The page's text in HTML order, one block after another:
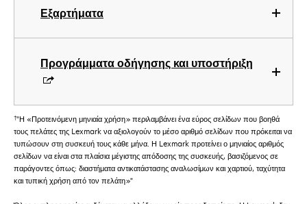
Εξαρτήματα
Προγράμματα οδήγησης και υποστήριξη
†"Η «Προτεινόμενη μηνιαία χρήση» περιλαμβάνει ένα εύρος σελίδων που βοηθά
τους πελάτες της Lexmark να αξιολογούν το μέσο αριθμό σελίδων που πρόκειται να
τυπώσουν στη συσκευή τους κάθε μήνα. Η Lexmark προτείνει ο μηνιαίος αριθμός
σελίδων να είναι στα πλαίσια μέγιστης απόδοσης της συσκευής, βασιζόμενος σε
παράγοντες όπως: διαστήματα αντικατάστασης αναλωσίμων και χαρτιού, ταχύτητα
και τυπική χρήση από τον πελάτη»"